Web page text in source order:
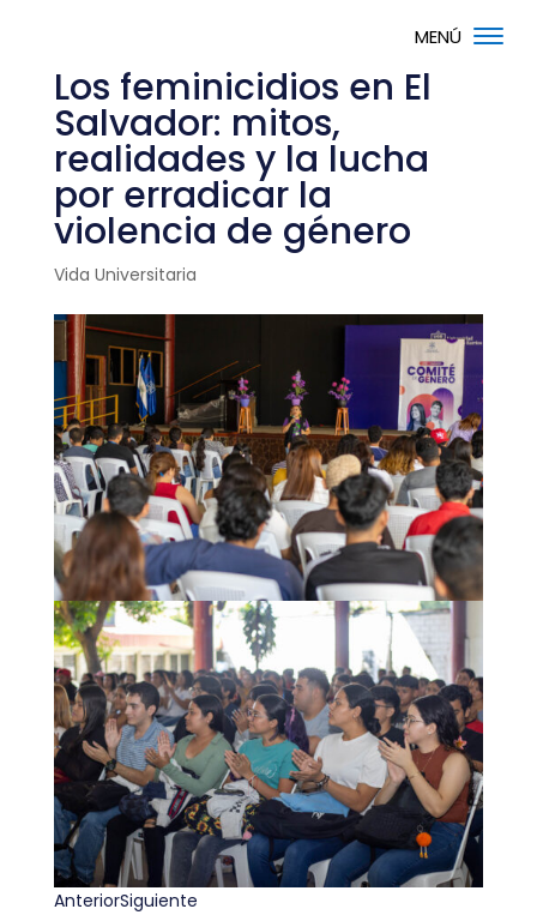
Los feminicidios en El
Salvador: mitos,
realidades y la lucha
por erradicar la
violencia de género
Vida Universitaria
AnteriorSiguiente